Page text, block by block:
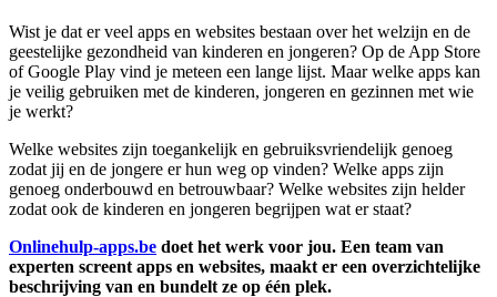
Wist je dat er veel apps en websites bestaan over het welzijn en de
geestelijke gezondheid van kinderen en jongeren? Op de App Store
of Google Play vind je meteen een lange lijst. Maar welke apps kan
je veilig gebruiken met de kinderen, jongeren en gezinnen met wie
je werkt?
Welke websites zijn toegankelijk en gebruiksvriendelijk genoeg
zodat jij en de jongere er hun weg op vinden? Welke apps zijn
genoeg onderbouwd en betrouwbaar? Welke websites zijn helder
zodat ook de kinderen en jongeren begrijpen wat er staat?
Onlinehulp-apps.be doet het werk voor jou. Een team van
experten screent apps en websites, maakt er een overzichtelijke
beschrijving van en bundelt ze op één plek.